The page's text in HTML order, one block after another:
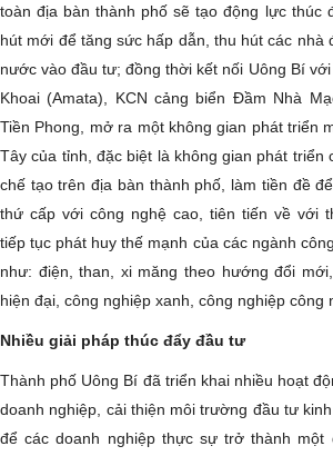
toàn địa bàn thành phố sẽ tạo động lực thúc
hút mới để tăng sức hấp dẫn, thu hút các nhà
nước vào đầu tư; đồng thời kết nối Uông Bí
Khoai (Amata), KCN cảng biển Đầm Nhà
Tiền Phong, mở ra một không gian phát triển
Tây của tỉnh, đặc biệt là không gian phát triển
chế tạo trên địa bàn thành phố, làm tiền đề
thứ cấp với công nghệ cao, tiên tiến về với
tiếp tục phát huy thế mạnh của các ngành
như: điện, than, xi măng theo hướng đổi
hiện đại, công nghiệp xanh, công nghiệp công
Nhiều giải pháp thúc đẩy đầu tư
Thành phố Uông Bí đã triển khai nhiều hoạt
doanh nghiệp, cải thiện môi trường đầu tư
để các doanh nghiệp thực sự trở thành một